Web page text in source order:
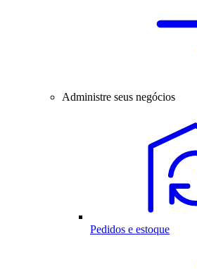
Administre seus negócios
Pedidos e estoque